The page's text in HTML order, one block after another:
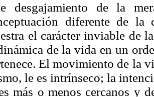
desgajamiento de la
diferente de
el carácter inviable de
de la vida en un
El movimiento de la
le es intrínseco; la
más o menos cercanos y